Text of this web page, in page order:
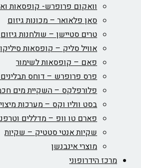
וואקום פרופרש- קופסאות ואקום
סאן פלאואר – מכונות גיזום
טרים סטיישן – שולחנות גיזום
אוויל סליק – קופסאות סיליקון
פאם – קופסאות לשימור
פרס פרופרש – דוחס תבלינים ואבקנים
פלורפלקס – השקיית מים חכמה
בסט ווליו וקס – מערכות מיצוי
פארם טו וופ – מדללים וטרפנים
שקיות אנטי סטטיק – שקיות
מוצרי אינבנשן
הידרופוני